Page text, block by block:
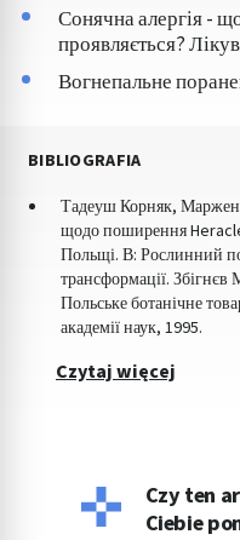
Сонячна алергія -
проявляється?
Вогнепальне
BIBLIOGRAFIA
Тадеуш Корняк,
щодо поширення
Польщі. В: Рослинний
трансформації.
Польське ботанічне
академії наук, 1995.
Czytaj więcej
Czy ten
Ciebie